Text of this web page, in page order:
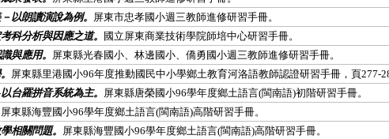
以朗讀演說為例。 屏東市忠孝國小週三教師進修研習手冊。
科分析與因應之道。
國立屏東商業技術學院師培中心研習手冊。
與應用。 屏東縣光春國小、林邊國小、僑勇國小週三教師進修研習手冊。
屏東縣里港國小96年度推動國民中小學鄉土教育河洛語教師認證研習手冊，頁277-
台羅拼音系統為主。 屏東縣唐榮國小96學年度鄉土語言(閩南語)初階研習手冊。
屏東縣海豐國小96學年度鄉土語言(閩南語)高階研習手冊。
相關問題。 屏東縣海豐國小96學年度鄉土語言(閩南語)高階研習手冊。